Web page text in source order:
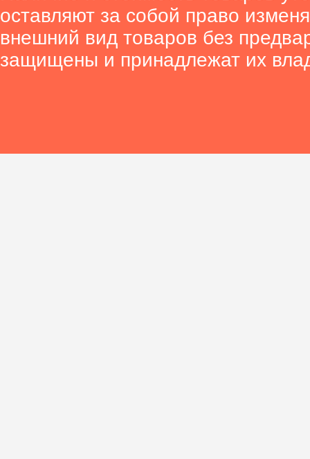
оставляют за собой право
внешний вид товаров без
защищены и принадлежат их